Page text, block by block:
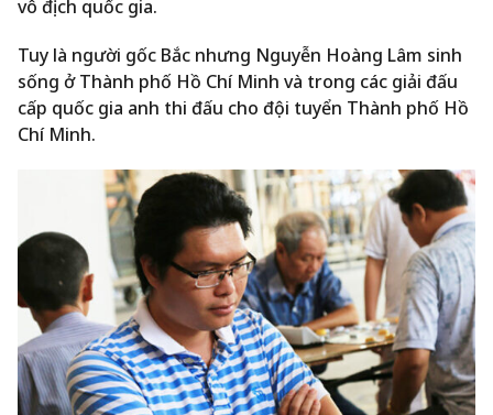
vô địch quốc gia.
Tuy là người gốc Bắc nhưng Nguyễn Hoàng Lâm sinh
sống ở Thành phố Hồ Chí Minh và trong các giải đấu
cấp quốc gia anh thi đấu cho đội tuyển Thành phố Hồ
Chí Minh.